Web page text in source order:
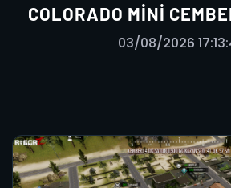
COLORADO MINI
03/08/2026